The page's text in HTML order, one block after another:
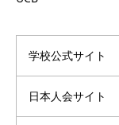
学校公式サイト
日本人会サイト